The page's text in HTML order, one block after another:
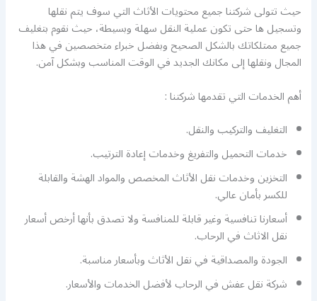
حيث تتولى شركتنا جميع محتويات الأثاث التي سوف يتم نقلها
وتسجيل ها حتى تكون عملية النقل سهلة وبسيطة، حيث نقوم بتغليف
جميع ممتلكاتك بالشكل الصحيح وبفضل خبراء متخصصين في هذا
المجال ونقلها إلى مكانك الجديد في الوقت المناسب وبشكل آمن.
أهم الخدمات التي تقدمها شركتنا :
التغليف والتركيب والنقل.
خدمات التحميل والتفريغ وخدمات إعادة الترتيب.
التخزين وخدمات نقل الأثاث المخصص والمواد الهشة والقابلة
للكسر بأمان عالي.
أسعارنا تنافسية وغير قابلة للمنافسة ولا تصدق بأنها أرخص أسعار
نقل الاثاث في الرحاب.
الجودة والمصداقية في نقل الأثاث وبأسعار مناسبة.
شركة نقل عفش في الرحاب لأفضل الخدمات والأسعار.